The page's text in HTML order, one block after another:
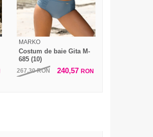
MARKO
Costum de baie Gita M-
685 (10)
267,30RON 240,57 RON